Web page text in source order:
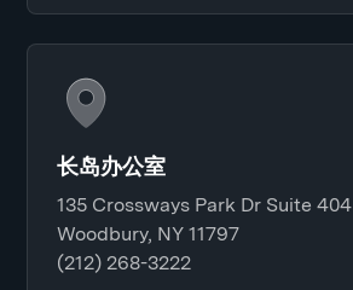
长岛办公室
135 Crossways Park Dr Suite 404
Woodbury, NY 11797
(212) 268-3222